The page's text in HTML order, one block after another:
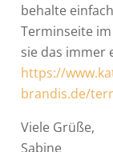
behalte
Terminseite
sie das immer
https://
brandis.de/
Viele Grüße,
Sabine